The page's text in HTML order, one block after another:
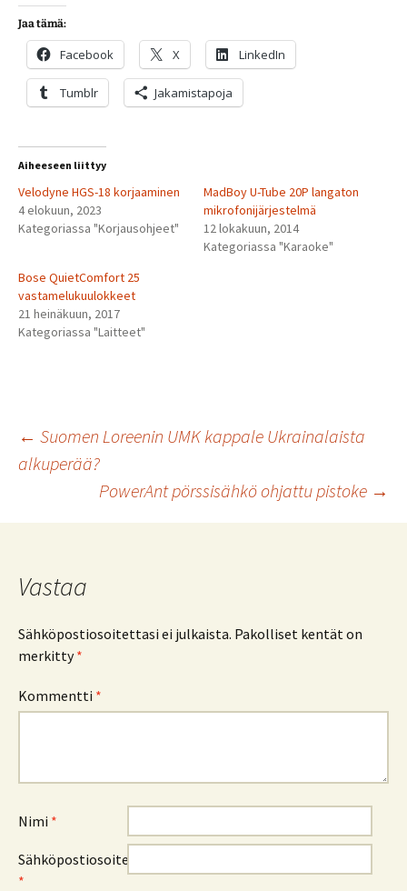
Jaa tämä:
Facebook X LinkedIn
Tumblr Jakamistapoja
Aiheeseen liittyy
Velodyne HGS-18 korjaaminen
4 elokuun, 2023
Kategoriassa "Korjausohjeet"
MadBoy U-Tube 20P langaton
mikrofonijärjestelmä
12 lokakuun, 2014
Kategoriassa "Karaoke"
Bose QuietComfort 25
vastamelukuulokkeet
21 heinäkuun, 2017
Kategoriassa "Laitteet"
Artikkelien
selaus
← Suomen Loreenin UMK kappale Ukrainalaista
alkuperää?
PowerAnt pörssisähkö ohjattu pistoke →
Vastaa
Sähköpostiosoitettasi ei julkaista. Pakolliset kentät on
merkitty*
Kommentti *
Nimi *
Sähköpostiosoite
*